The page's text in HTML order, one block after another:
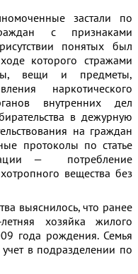
застали по
с признаками
понятых был
которого стражами
вещи и предметы,
наркотического
внутренних дел
в дежурную
на граждан
протоколы по статье
— потребление
вещества без
выяснилось, что ранее
хозяйка жилого
года рождения. Семья
в подразделении по